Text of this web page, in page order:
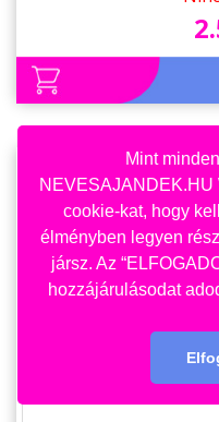
Mint
NEVESAJANDEK.HU
cookie-kat, hogy
élményben legyen
jársz. Az
hozzájárulásodat